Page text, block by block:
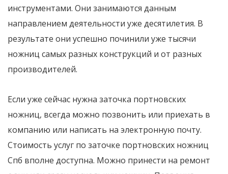
инструментами. Они занимаются данным
направлением деятельности уже десятилетия. В
результате они успешно починили уже тысячи
ножниц самых разных конструкций и от разных
производителей.
Если уже сейчас нужна заточка портновских
ножниц, всегда можно позвонить или приехать в
компанию или написать на электронную почту.
Стоимость услуг по заточке портновских ножниц
Спб вполне доступна. Можно принести на ремонт